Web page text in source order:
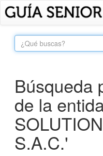
Búsqueda
de la
S.A.C.'